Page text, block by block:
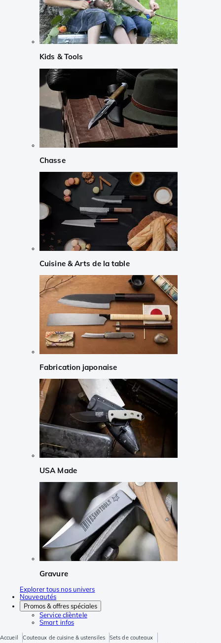
Kids & Tools
Chasse
Cuisine & Arts de la table
Fabrication japonaise
USA Made
Gravure
Explorer tous nos univers
Nouveautés
Promos & offres spéciales
Service clièntele
Smart infos
Accueil Couteaux de cuisine & ustensiles
Sets de couteaux